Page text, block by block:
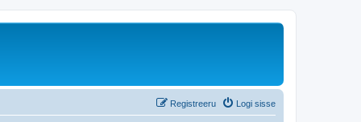
Logi sisse
Registreeru